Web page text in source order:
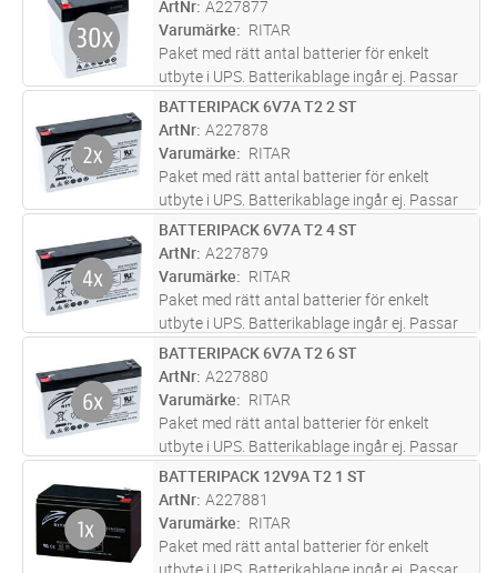
ArtNr A227877
Varumärke
RITAR
Paket med rätt antal batterier för enkelt
utbyte i UPS. Batterikablage ingår ej. Passar
till: Eaton 9PX EBM 180 Eaton 9SX EBM 5/6k
Powerware 9135 EBM R/T3U Pulsar MX EBM
RT
ST Lägg i kundvagn
BATTERIPACK 6V7A T2 2 ST
ArtNr A227878
Varumärke
RITAR
Paket med rätt antal batterier för enkelt
utbyte i UPS. Batterikablage ingår ej. Passar
till: Eaton 5P 650i Rack Powerware 5115 RM
500i Pulsar Evolution 500 Rack/650 Rack
ST Lägg i kundvagn
BATTERIPACK 6V7A T2 4 ST
ArtNr A227879
Varumärke
RITAR
Paket med rätt antal batterier för enkelt
utbyte i UPS. Batterikablage ingår ej. Passar
till: Eaton 5P 1150i Rack Eaton 5P 850i Rack
Powerware 5115 RM 750i/1000i Pulsar
Evolution 800 Rack/1100 Ra
ST Lägg i kundvagn
BATTERIPACK 6V7A T2 6 ST
ArtNr A227880
Varumärke
RITAR
Paket med rätt antal batterier för enkelt
utbyte i UPS. Batterikablage ingår ej. Passar
till: Eaton 5P 1550i Rack Powerware 5115 RM
1500i Pulsar Evolution 1500 Rack
ST Lägg i kundvagn
BATTERIPACK 12V9A T2 1 ST
ArtNr A227881
Varumärke
RITAR
Paket med rätt antal batterier för enkelt